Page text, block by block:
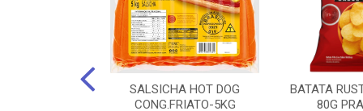
SALSICHA HOT DOG
CONG.FRIATO-5KG
BATATA
80G